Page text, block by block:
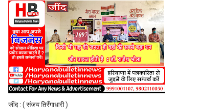
जींद : ( संजय तिरँगाधारी )